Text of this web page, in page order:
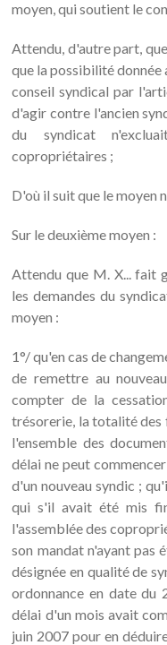
moyen, qui soutient le
Attendu, d'autre part,
que la possibilité donnée
conseil syndical par
d'agir contre l'ancien
du syndicat
copropriétaires ;
D'où il suit que le moyen
Sur le deuxième moyen :
Attendu que M. X... fait
les demandes du
moyen :
1°/ qu'en cas de
de remettre au
compter de la
trésorerie, la totalité
l'ensemble des
délai ne peut
d'un nouveau syndic ;
qui s'il avait été mis
l'assemblée des
son mandat n'ayant pas
désignée en qualité de
ordonnance en date du
délai d'un mois avait
juin 2007 pour en